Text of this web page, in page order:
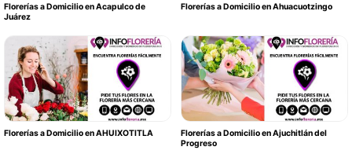
Florerías a Domicilio en Acapulco de
Juárez
Florerías a Domicilio en Ahuacuotzingo
Florerías a Domicilio en AHUIXOTITLA
Florerías a Domicilio en Ajuchitlán del
Progreso